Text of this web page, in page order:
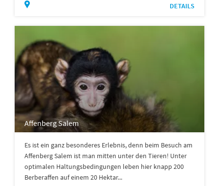
DETAILS
Affenberg Salem
Es ist ein ganz besonderes Erlebnis, denn beim Besuch am
Affenberg Salem ist man mitten unter den Tieren! Unter
optimalen Haltungsbedingungen leben hier knapp 200
Berberaffen auf einem 20 Hektar...